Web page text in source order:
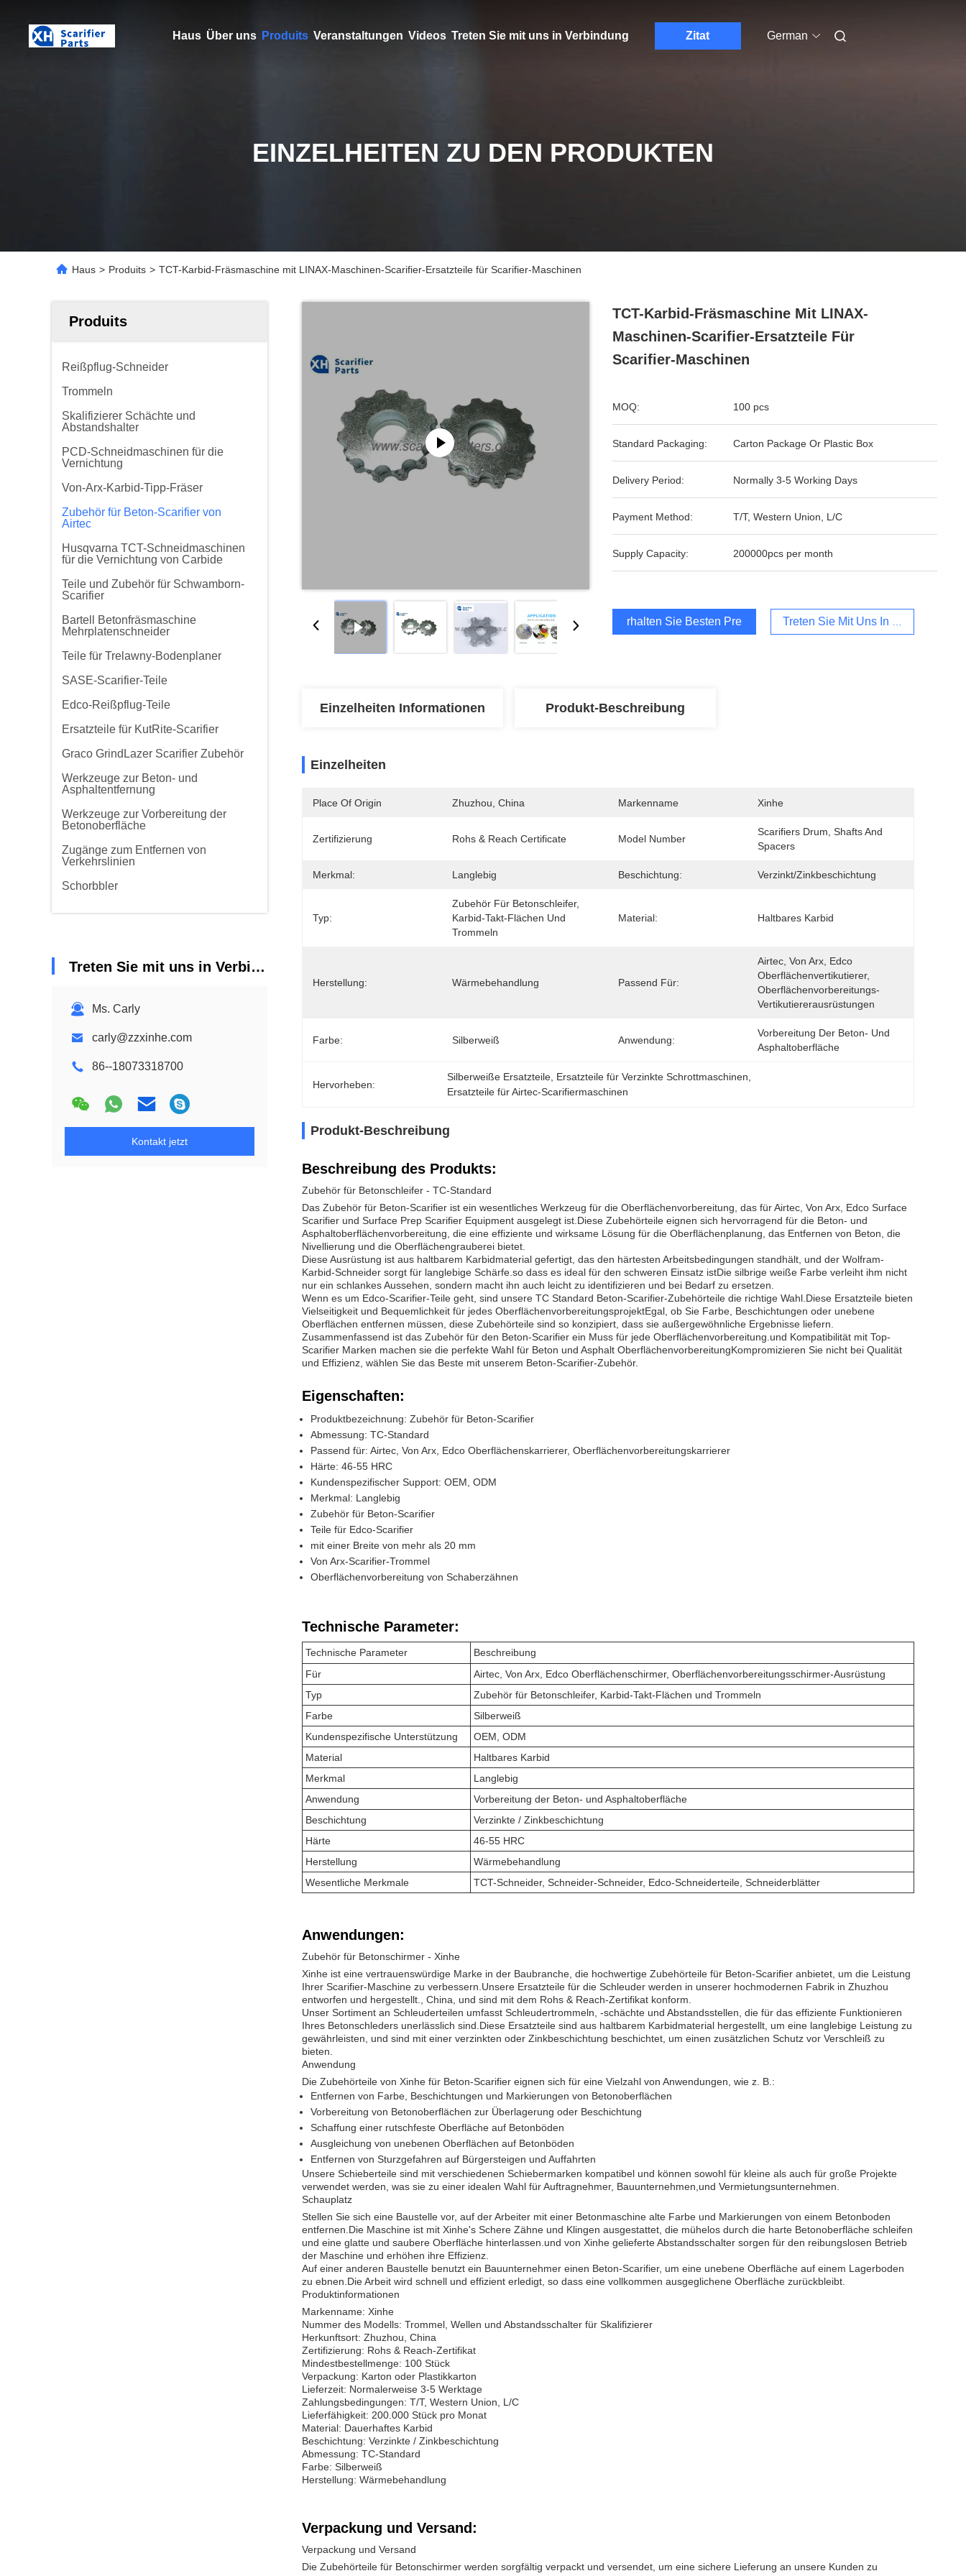
Haus Über uns Produits Veranstaltungen Videos Treten Sie mit uns in Verbindung Zitat German
EINZELHEITEN ZU DEN PRODUKTEN
Haus > Produits > TCT-Karbid-Fräsmaschine mit LINAX-Maschinen-Scarifier-Ersatzteile für Scarifier-Maschinen
Produits
Reißpflug-Schneider
Trommeln
Skalifizierer Schächte und
Abstandshalter
PCD-Schneidmaschinen für die
Vernichtung
Von-Arx-Karbid-Tipp-Fräser
Zubehör für Beton-Scarifier von
Airtec
Husqvarna TCT-Schneidmaschinen
für die Vernichtung von Carbide
Teile und Zubehör für Schwamborn-
Scarifier
Bartell Betonfräsmaschine
Mehrplatenschneider
Teile für Trelawny-Bodenplaner
SASE-Scarifier-Teile
Edco-Reißpflug-Teile
Ersatzteile für KutRite-Scarifier
Graco GrindLazer Scarifier Zubehör
Werkzeuge zur Beton- und
Asphaltentfernung
Werkzeuge zur Vorbereitung der
Betonoberfläche
Zugänge zum Entfernen von
Verkehrslinien
Schorbbler
Treten Sie mit uns in Verbindung
Ms. Carly
carly@zzxinhe.com
86--18073318700
Kontakt jetzt
TCT-Karbid-Fräsmaschine Mit LINAX-
Maschinen-Scarifier-Ersatzteile Für
Scarifier-Maschinen
MOQ: 100 pcs
Standard Packaging: Carton Package Or Plastic Box
Delivery Period: Normally 3-5 Working Days
Payment Method: T/T, Western Union, L/C
Supply Capacity: 200000pcs per month
Erhalten Sie Besten Preis Treten Sie Mit Uns In Verbindung
Einzelheiten Informationen Produkt-Beschreibung
Einzelheiten
Place Of Origin Zhuzhou, China Markenname Xinhe
Zertifizierung Rohs & Reach Certificate Model Number
Scarifiers Drum, Shafts And
Spacers
Merkmal: Langlebig Beschichtung: Verzinkt/Zinkbeschichtung
Typ:
Zubehör Für Betonschleifer,
Karbid-Takt-Flächen Und
Trommeln
Material: Haltbares Karbid
Herstellung: Wärmebehandlung Passend Für:
Airtec, Von Arx, Edco
Oberflächenvertikutierer,
Oberflächenvorbereitungs-
Vertikutiererausrüstungen
Farbe: Silberweiß Anwendung:
Vorbereitung Der Beton- Und
Asphaltoberfläche
Hervorheben:
Silberweiße Ersatzteile Ersatzteile für Verzinkte Schrottmaschinen
Ersatzteile für Airtec-Scarifiermaschinen
Produkt-Beschreibung
Beschreibung des Produkts:
Zubehör für Betonschleifer - TC-Standard
Das Zubehör für Beton-Scarifier ist ein wesentliches Werkzeug für die Oberflächenvorbereitung, das für Airtec, Von Arx, Edco Surface
Scarifier und Surface Prep Scarifier Equipment ausgelegt ist.Diese Zubehörteile eignen sich hervorragend für die Beton- und
Asphaltoberflächenvorbereitung, die eine effiziente und wirksame Lösung für die Oberflächenplanung, das Entfernen von Beton, die
Nivellierung und die Oberflächengrauberei bietet.
Diese Ausrüstung ist aus haltbarem Karbidmaterial gefertigt, das den härtesten Arbeitsbedingungen standhält, und der Wolfram-
Karbid-Schneider sorgt für langlebige Schärfe.so dass es ideal für den schweren Einsatz istDie silbrige weiße Farbe verleiht ihm nicht
nur ein schlankes Aussehen, sondern macht ihn auch leicht zu identifizieren und bei Bedarf zu ersetzen.
Wenn es um Edco-Scarifier-Teile geht, sind unsere TC Standard Beton-Scarifier-Zubehörteile die richtige Wahl.Diese Ersatzteile bieten
Vielseitigkeit und Bequemlichkeit für jedes OberflächenvorbereitungsprojektEgal, ob Sie Farbe, Beschichtungen oder unebene
Oberflächen entfernen müssen, diese Zubehörteile sind so konzipiert, dass sie außergewöhnliche Ergebnisse liefern.
Zusammenfassend ist das Zubehör für den Beton-Scarifier ein Muss für jede Oberflächenvorbereitung.und Kompatibilität mit Top-
Scarifier Marken machen sie die perfekte Wahl für Beton und Asphalt OberflächenvorbereitungKompromizieren Sie nicht bei Qualität
und Effizienz, wählen Sie das Beste mit unserem Beton-Scarifier-Zubehör.
Eigenschaften:
Produktbezeichnung: Zubehör für Beton-Scarifier
Abmessung: TC-Standard
Passend für: Airtec, Von Arx, Edco Oberflächenskarrierer, Oberflächenvorbereitungskarrierer
Härte: 46-55 HRC
Kundenspezifischer Support: OEM, ODM
Merkmal: Langlebig
Zubehör für Beton-Scarifier
Teile für Edco-Scarifier
mit einer Breite von mehr als 20 mm
Von Arx-Scarifier-Trommel
Oberflächenvorbereitung von Schaberzähnen
Technische Parameter:
Technische Parameter
Beschreibung
Für
Airtec, Von Arx, Edco Oberflächenschirmer, Oberflächenvorbereitungsschirmer-Ausrüstung
Typ
Zubehör für Betonschleifer, Karbid-Takt-Flächen und Trommeln
Farbe
Silberweiß
Kundenspezifische Unterstützung
OEM, ODM
Material
Haltbares Karbid
Merkmal
Langlebig
Anwendung
Vorbereitung der Beton- und Asphaltoberfläche
Beschichtung
Verzinkte / Zinkbeschichtung
Härte
46-55 HRC
Herstellung
Wärmebehandlung
Wesentliche Merkmale
TCT-Schneider, Schneider-Schneider, Edco-Schneiderteile, Schneiderblätter
Anwendungen:
Zubehör für Betonschirmer - Xinhe
Xinhe ist eine vertrauenswürdige Marke in der Baubranche, die hochwertige Zubehörteile für Beton-Scarifier anbietet, um die Leistung
Ihrer Scarifier-Maschine zu verbessern.Unsere Ersatzteile für die Schleuder werden in unserer hochmodernen Fabrik in Zhuzhou
entworfen und hergestellt., China, und sind mit dem Rohs & Reach-Zertifikat konform.
Unser Sortiment an Schleuderteilen umfasst Schleudertrommeln, -schächte und Abstandsstellen, die für das effiziente Funktionieren
Ihres Betonschleders unerlässlich sind.Diese Ersatzteile sind aus haltbarem Karbidmaterial hergestellt, um eine langlebige Leistung zu
gewährleisten, und sind mit einer verzinkten oder Zinkbeschichtung beschichtet, um einen zusätzlichen Schutz vor Verschleiß zu
bieten.
Anwendung
Die Zubehörteile von Xinhe für Beton-Scarifier eignen sich für eine Vielzahl von Anwendungen, wie z. B.:
Entfernen von Farbe, Beschichtungen und Markierungen von Betonoberflächen
Vorbereitung von Betonoberflächen zur Überlagerung oder Beschichtung
Schaffung einer rutschfeste Oberfläche auf Betonböden
Ausgleichung von unebenen Oberflächen auf Betonböden
Entfernen von Sturzgefahren auf Bürgersteigen und Auffahrten
Unsere Schieberteile sind mit verschiedenen Schiebermarken kompatibel und können sowohl für kleine als auch für große Projekte
verwendet werden, was sie zu einer idealen Wahl für Auftragnehmer, Bauunternehmen,und Vermietungsunternehmen.
Schauplatz
Stellen Sie sich eine Baustelle vor, auf der Arbeiter mit einer Betonmaschine alte Farbe und Markierungen von einem Betonboden
entfernen.Die Maschine ist mit Xinhe's Schere Zähne und Klingen ausgestattet, die mühelos durch die harte Betonoberfläche schleifen
und eine glatte und saubere Oberfläche hinterlassen.und von Xinhe gelieferte Abstandsschalter sorgen für den reibungslosen Betrieb
der Maschine und erhöhen ihre Effizienz.
Auf einer anderen Baustelle benutzt ein Bauunternehmer einen Beton-Scarifier, um eine unebene Oberfläche auf einem Lagerboden
zu ebnen.Die Arbeit wird schnell und effizient erledigt, so dass eine vollkommen ausgeglichene Oberfläche zurückbleibt.
Produktinformationen
Markenname: Xinhe
Nummer des Modells: Trommel, Wellen und Abstandsschalter für Skalifizierer
Herkunftsort: Zhuzhou, China
Zertifizierung: Rohs & Reach-Zertifikat
Mindestbestellmenge: 100 Stück
Verpackung: Karton oder Plastikkarton
Lieferzeit: Normalerweise 3-5 Werktage
Zahlungsbedingungen: T/T, Western Union, L/C
Lieferfähigkeit: 200.000 Stück pro Monat
Material: Dauerhaftes Karbid
Beschichtung: Verzinkte / Zinkbeschichtung
Abmessung: TC-Standard
Farbe: Silberweiß
Herstellung: Wärmebehandlung
Verpackung und Versand:
Verpackung und Versand
Die Zubehörteile für Betonschirmer werden sorgfältig verpackt und versendet, um eine sichere Lieferung an unsere Kunden zu